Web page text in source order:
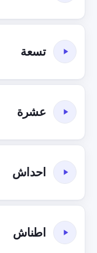
تسعة
عشرة
احداش
اطناش